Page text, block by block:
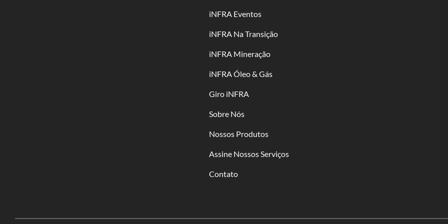
iNFRA Eventos
iNFRA Na Transição
iNFRA Mineração
iNFRA Óleo & Gás
Giro iNFRA
Sobre Nós
Nossos Produtos
Assine Nossos Serviços
Contato